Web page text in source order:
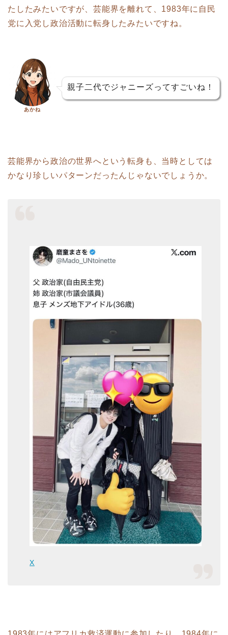
たしたみたいですが、芸能界を離れて、1983年に自民
党に入党し政治活動に転身したみたいですね。
あかね
親子二代でジャニーズってすごいね！
芸能界から政治の世界へという転身も、当時としては
かなり珍しいパターンだったんじゃないでしょうか。
X